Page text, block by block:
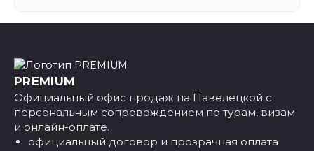
PREMIUM
Официальный офис продаж на Павелецкой с
персональным сопровождением по турам, визам
и онлайн-оплате.
официальный договор и прозрачная оплата